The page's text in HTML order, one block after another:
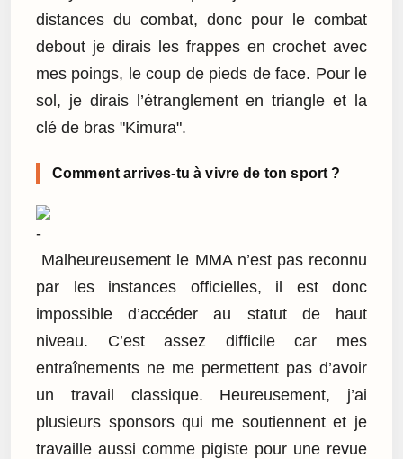
distances du combat, donc pour le combat
debout je dirais les frappes en crochet avec
mes poings, le coup de pieds de face. Pour le
sol, je dirais l’étranglement en triangle et la
clé de bras "Kimura".
Comment arrives-tu à vivre de ton sport ?
Malheureusement le MMA n’est pas reconnu
par les instances officielles, il est donc
impossible d’accéder au statut de haut
niveau. C’est assez difficile car mes
entraînements ne me permettent pas d’avoir
un travail classique. Heureusement, j’ai
plusieurs sponsors qui me soutiennent et je
travaille aussi comme pigiste pour une revue